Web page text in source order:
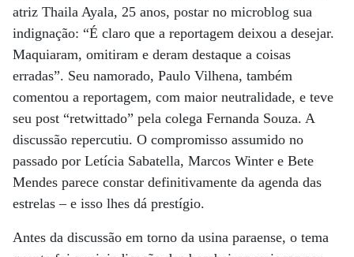
atriz Thaila Ayala, 25 anos, postar no microblog sua
indignação: “É claro que a reportagem deixou a desejar.
Maquiaram, omitiram e deram destaque a coisas
erradas”. Seu namorado, Paulo Vilhena, também
comentou a reportagem, com maior neutralidade, e teve
seu post “retwittado” pela colega Fernanda Souza. A
discussão repercutiu. O compromisso assumido no
passado por Letícia Sabatella, Marcos Winter e Bete
Mendes parece constar definitivamente da agenda das
estrelas – e isso lhes dá prestígio.
Antes da discussão em torno da usina paraense, o tema